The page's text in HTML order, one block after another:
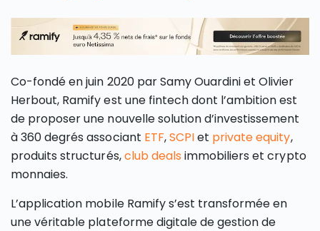
Co-fondé en juin 2020 par Samy Ouardini et Olivier
Herbout, Ramify est une fintech dont l’ambition est
de proposer une nouvelle solution d’investissement
à 360 degrés associant ETF,SCPIet private equity,
produits structurés,club deals immobiliers et crypto
monnaies.
L’application mobile Ramify s’est transformée en
une véritable plateforme digitale de gestion de